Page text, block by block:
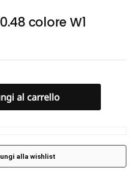
colore W1
al carrello
alla wishlist